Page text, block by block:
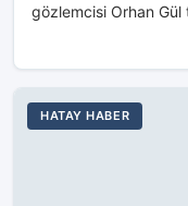
gözlemcisi Orhan
HATAY HABER